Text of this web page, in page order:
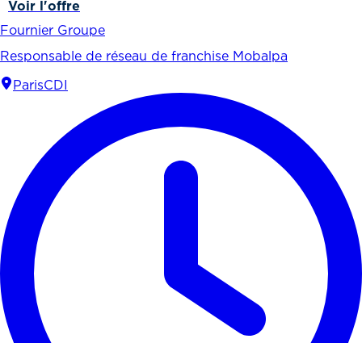
Voir l'offre
Fournier Groupe
Responsable de réseau de franchise Mobalpa
ParisCDI